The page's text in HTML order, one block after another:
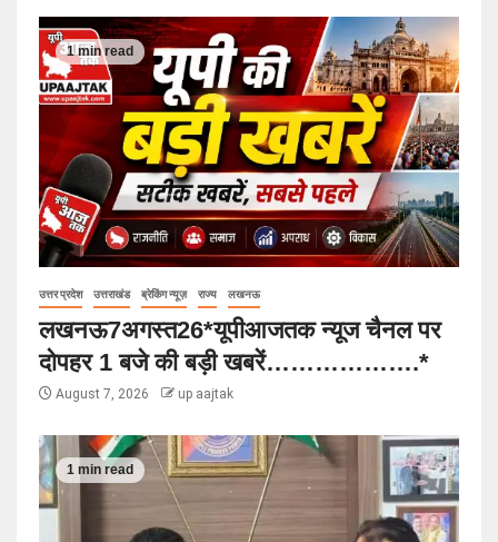
1 min read
उत्तर प्रदेश उत्तराखंड ब्रेकिंग न्यूज़ राज्य लखनऊ
लखनऊ7अगस्त26*यूपीआजतक न्यूज चैनल पर
दोपहर 1 बजे की बड़ी खबरें……………….*
August 7, 2026 up aajtak
1 min read